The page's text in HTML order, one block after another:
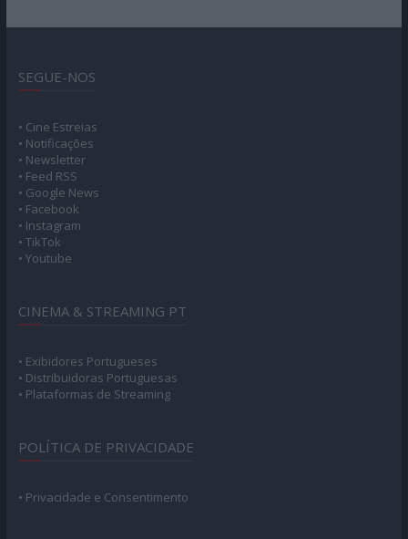
SEGUE-NOS
• Cine Estreias
• Notificações
• Newsletter
• Feed RSS
• Google News
• Facebook
• Instagram
• TikTok
• Youtube
CINEMA & STREAMING PT
• Exibidores Portugueses
• Distribuidoras Portuguesas
• Plataformas de Streaming
POLÍTICA DE PRIVACIDADE
• Privacidade e Consentimento